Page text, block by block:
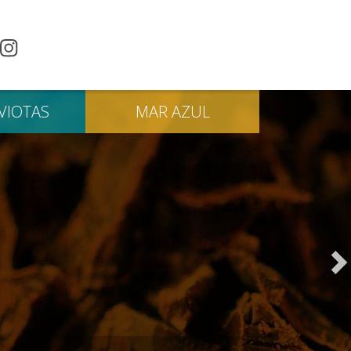
MARAZUL